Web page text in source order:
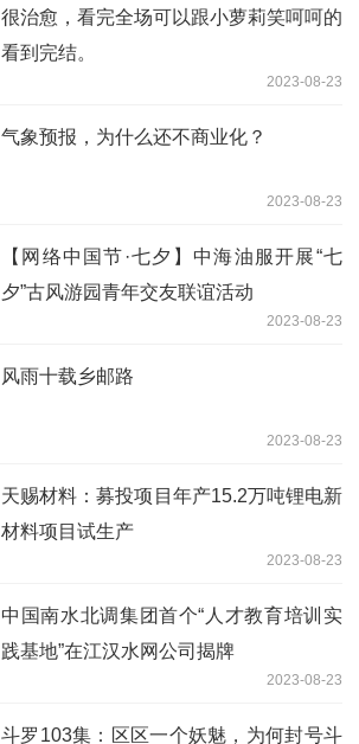
很治愈，看完全场可以跟小萝莉笑呵呵的
看到完结。
2023-08-23
气象预报，为什么还不商业化？
2023-08-23
【网络中国节·七夕】中海油服开展“七
夕”古风游园青年交友联谊活动
2023-08-23
风雨十载乡邮路
2023-08-23
天赐材料：募投项目年产15.2万吨锂电新
材料项目试生产
2023-08-23
中国南水北调集团首个“人才教育培训实
践基地”在江汉水网公司揭牌
2023-08-23
斗罗103集：区区一个妖魅，为何封号斗